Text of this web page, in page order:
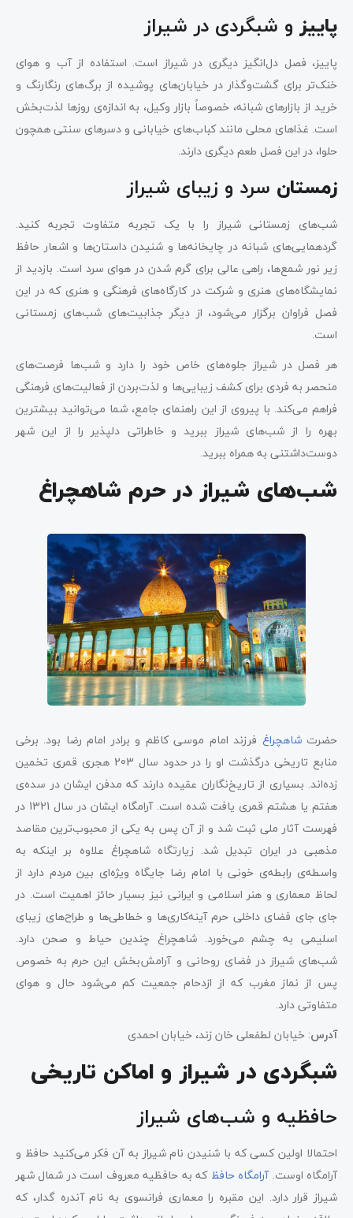
پاییز و شبگردی در شیراز
پاییز، فصل دل‌انگیز دیگری در شیراز است. استفاده از آب و هوای
خنک‌تر برای گشت‌وگذار در خیابان‌های پوشیده از برگ‌های رنگارنگ و
خرید از بازارهای شبانه، خصوصاً بازار وکیل، به اندازه‌ی روزها لذت‌بخش
است. غذاهای محلی مانند کباب‌های خیابانی و دسرهای سنتی همچون
حلوا، در این فصل طعم دیگری دارند.
زمستان سرد و زیبای شیراز
شب‌های زمستانی شیراز را با یک تجربه متفاوت تجربه کنید.
گردهمایی‌های شبانه در چایخانه‌ها و شنیدن داستان‌ها و اشعار حافظ
زیر نور شمع‌ها، راهی عالی برای گرم شدن در هوای سرد است. بازدید از
نمایشگاه‌های هنری و شرکت در کارگاه‌های فرهنگی و هنری که در این
فصل فراوان برگزار می‌شود، از دیگر جذابیت‌های شب‌های زمستانی
است.
هر فصل در شیراز جلوه‌های خاص خود را دارد و شب‌ها فرصت‌های
منحصر به فردی برای کشف زیبایی‌ها و لذت‌بردن از فعالیت‌های فرهنگی
فراهم می‌کند. با پیروی از این راهنمای جامع، شما می‌توانید بیشترین
بهره را از شب‌های شیراز ببرید و خاطراتی دلپذیر را از این شهر
دوست‌داشتنی به همراه ببرید.
شب‌‌های شیراز در حرم شاهچراغ
حضرتشاهچراغ فرزند امام موسی کاظم و برادر امام رضا بود. برخی
منابع تاریخی درگذشت او را در حدود سال 203 هجری قمری تخمین
زده‌اند. بسیاری از تاریخ‌نگاران عقیده دارند که مدفن ایشان در سده‌ی
هفتم یا هشتم قمری یافت شده است. آرامگاه ایشان در سال 1321 در
فهرست آثار ملی ثبت شد و از آن پس به یکی از محبوب‌ترین مقاصد
مذهبی در ایران تبدیل شد. زیارتگاه شاهچراغ علاوه بر اینکه به
واسطه‌ی رابطه‌ی خونی با امام رضا جایگاه ویژه‌ای بین مردم دارد از
لحاظ معماری و هنر اسلامی و ایرانی نیز بسیار حائز اهمیت است. در
جای جای فضای داخلی حرم آینه‌کاری‌ها و خطاطی‌ها و طراح‌های زیبای
اسلیمی به چشم می‌خورد. شاهچراغ چندین حیاط و صحن دارد.
شب‌های شیراز در فضای روحانی و آرامش‌بخش این حرم به خصوص
پس از نماز مغرب که از ازدحام جمعیت کم می‌شود حال و هوای
متفاوتی دارد.
آدرس: خیابان لطفعلی خان زند، خیابان احمدی
شبگردی در شیراز و اماکن تاریخی
حافظیه و شب‌های شیراز
احتمالا اولین کسی که با شنیدن نام شیراز به آن فکر می‌کنید حافظ و
آرامگاه اوست.آرامگاه حافظ که به حافظیه معروف است در شمال شهر
شیراز قرار دارد. این مقبره را معماری فرانسوی به نام آندره گدار، که